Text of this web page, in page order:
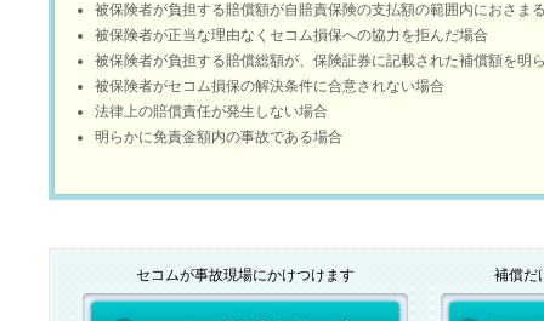
被保険者が負担する賠償額が自賠責保険の支払額の範囲内におさま
被保険者が正当な理由なくセコム損保への協力を拒んだ場合
被保険者が負担する賠償総額が、保険証券に記載された補償額を明
被保険者がセコム損保の解決条件に合意されない場合
法律上の賠償責任が発生しない場合
明らかに免責金額内の事故である場合
セコムが事故現場にかけつけます 補償だ